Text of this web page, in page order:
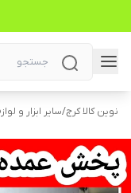
نوین کالا کرج/سایر ابزار و